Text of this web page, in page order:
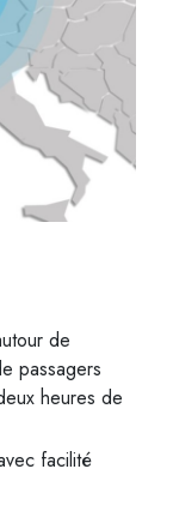
de
passagers
heures de
facilité